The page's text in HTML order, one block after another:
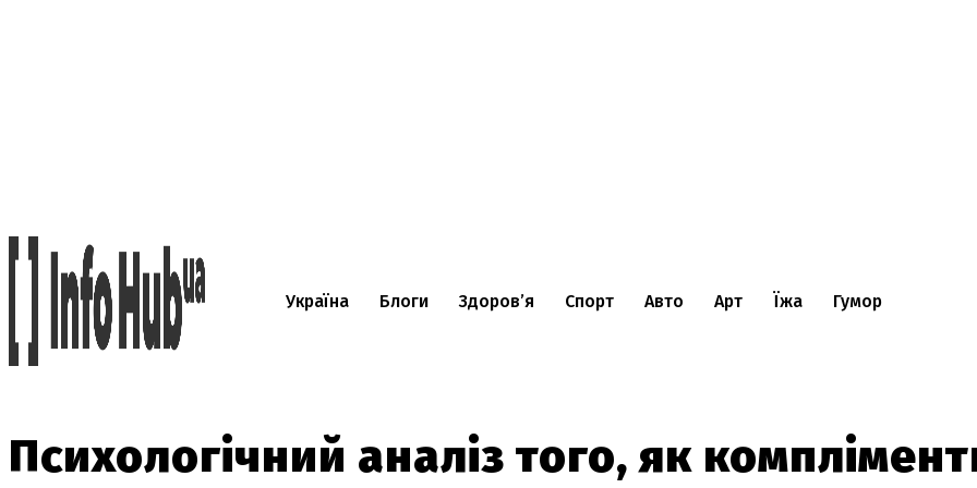
Україна Блоги Здоров’я Спорт Авто Арт Їжа Гумор
Психологічний аналіз того, як